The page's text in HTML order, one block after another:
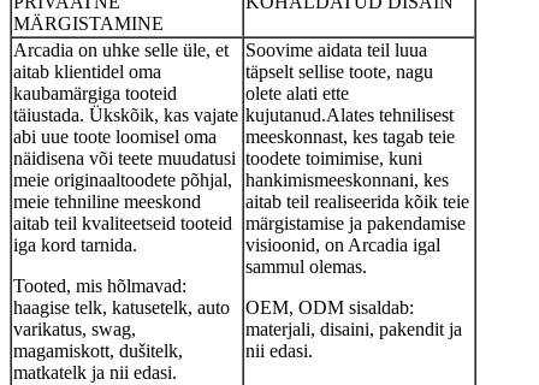
MÄRGISTAMINE
Arcadia on uhke selle üle, et
aitab klientidel oma
kaubamärgiga tooteid
täiustada. Ükskõik, kas vajate
abi uue toote loomisel oma
näidisena või teete muudatusi
meie originaaltoodete põhjal,
meie tehniline meeskond
aitab teil kvaliteetseid tooteid
iga kord tarnida.
Tooted, mis hõlmavad:
haagise telk, katusetelk, auto
varikatus, swag,
magamiskott, dušitelk,
matkatelk ja nii edasi.
Soovime aidata teil luua
täpselt sellise toote, nagu
olete alati ette
kujutanud.Alates tehnilisest
meeskonnast, kes tagab teie
toodete toimimise, kuni
hankimismeeskonnani, kes
aitab teil realiseerida kõik teie
märgistamise ja pakendamise
visioonid, on Arcadia igal
sammul olemas.
OEM, ODM sisaldab:
materjali, disaini, pakendit ja
nii edasi.